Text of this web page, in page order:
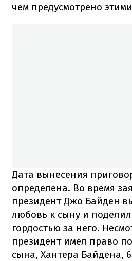
чем предусмотрено
Дата вынесения
определена. Во время
президент Джо Байден
любовь к сыну и
гордостью за него.
президент имел право
сына, Хантера Байдена,